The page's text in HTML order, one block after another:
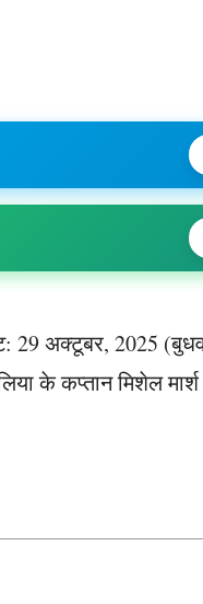
29 अक्टूबर, 2025
के कप्तान मिशेल मार्श